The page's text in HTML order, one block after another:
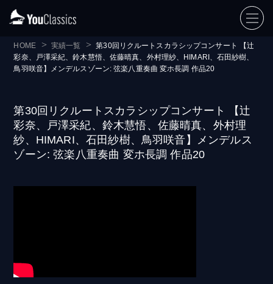
HOME 実績一覧
第30回リクルートスカラシップコンサート 【辻
彩奈、戸澤采紀、鈴木慧悟、佐藤晴真、外村理紗、HIMARI、石田紗樹、
鳥羽咲音】メンデルスゾーン: 弦楽八重奏曲 変ホ長調 作品20
第30回リクルートスカラシップコンサート 【辻
彩奈、戸澤采紀、鈴木慧悟、佐藤晴真、外村理
紗、HIMARI、石田紗樹、鳥羽咲音】メンデルス
ゾーン: 弦楽八重奏曲 変ホ長調 作品20